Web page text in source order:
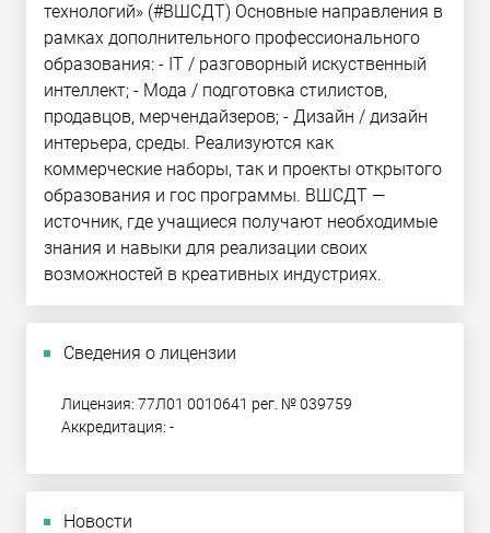
технологий» (#ВШСДТ) Основные направления в
рамках дополнительного профессионального
образования: - IT / разговорный искуственный
интеллект; - Мода / подготовка стилистов,
продавцов, мерчендайзеров; - Дизайн / дизайн
интерьера, среды. Реализуются как
коммерческие наборы, так и проекты открытого
образования и гос программы. ВШСДТ —
источник, где учащиеся получают необходимые
знания и навыки для реализации своих
возможностей в креативных индустриях.
Сведения о лицензии
Лицензия: 77Л01 0010641 рег. № 039759
Аккредитация: -
Новости